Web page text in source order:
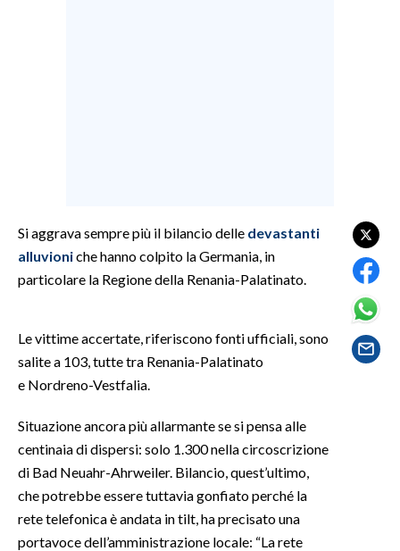
SALUTE
SARDI NEL MONDO
NOTIZIE
3 MINUTI CON
INSULARITÀ
Si aggrava sempre più il bilancio delle devastanti
alluvioniche hanno colpito la Germania, in
particolare la Regione della Renania-Palatinato.
Le vittime accertate, riferiscono fonti ufficiali, sono
salite a 103, tutte tra Renania-Palatinato
e Nordreno-Vestfalia.
Situazione ancora più allarmante se si pensa alle
centinaia di dispersi: solo 1.300 nella circoscrizione
di Bad Neuahr-Ahrweiler. Bilancio, quest’ultimo,
che potrebbe essere tuttavia gonfiato perché la
rete telefonica è andata in tilt, ha precisato una
portavoce dell’amministrazione locale: “La rete